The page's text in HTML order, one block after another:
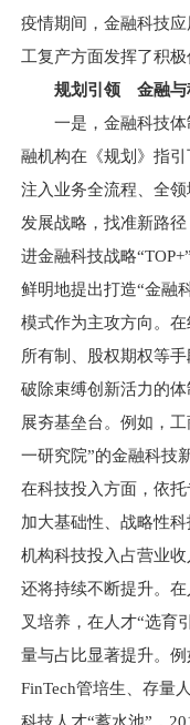
疫情期间，金融科技
工复产方面发挥了积极
规划引领 金融与
一是，金融科技体
融机构在《规划》指
注入业务全流程、全
发展战略，找准新路
进金融科技战略
鲜明地提出打造“金融
模式作为主攻方向。
所有制、股权期权等
破除束缚创新活力的
展夯基垒台。例如，
一研究院”的金融科技
在科技投入方面，依
加大基础性、战略性
机构科技投入占营业
还将持续不断提升。
叉培养，在人才“选育
量与占比显著提升。例
FinTech管培生、存量